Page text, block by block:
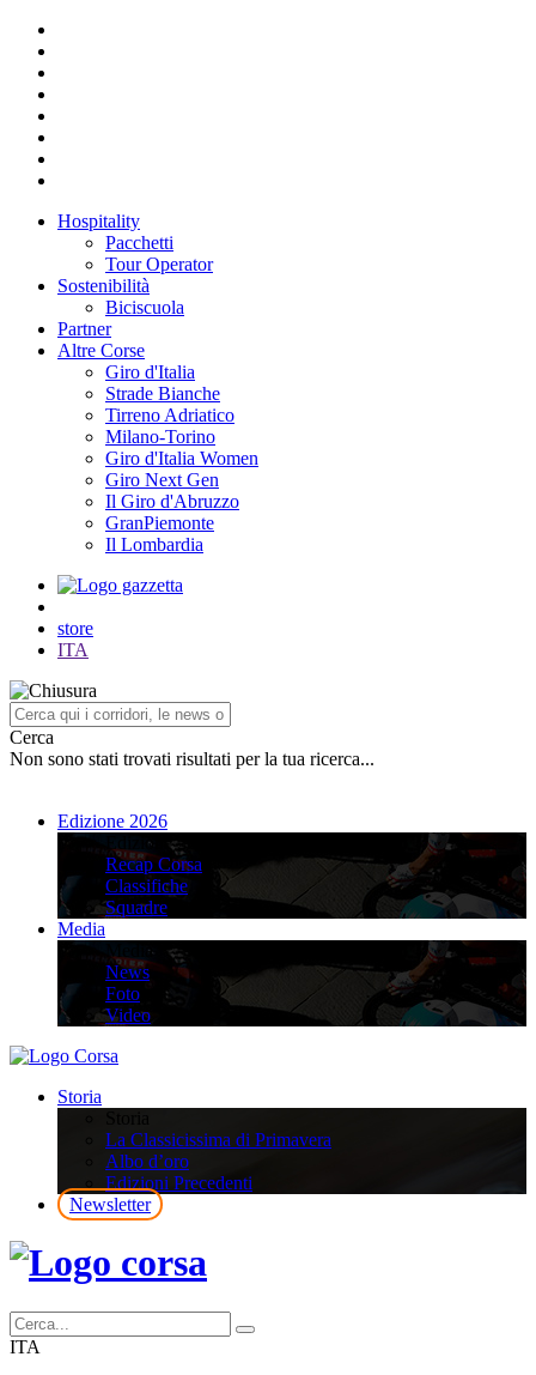
Hospitality
Pacchetti
Tour Operator
Sostenibilità
Biciscuola
Partner
Altre Corse
Giro d'Italia
Strade Bianche
Tirreno Adriatico
Milano-Torino
Giro d'Italia Women
Giro Next Gen
Il Giro d'Abruzzo
GranPiemonte
Il Lombardia
store
ITA
Cerca
Non sono stati trovati risultati per la tua ricerca...
Edizione 2026
Edizione 2026
Recap Corsa
Classifiche
Squadre
Media
Media
News
Foto
Video
Storia
La Classicissima di Primavera
Albo d’oro
Edizioni Precedenti
Newsletter
ITA